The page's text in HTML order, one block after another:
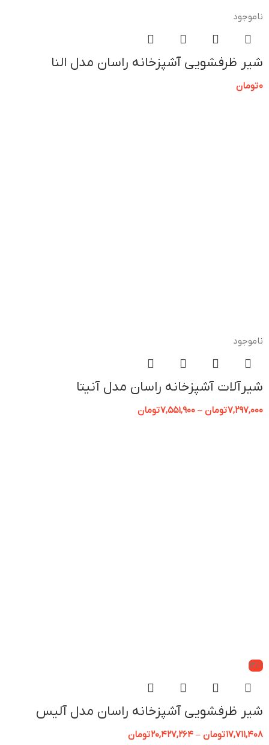
ناموجود
شیر ظرفشویی آشپزخانه راسان مدل النا
0تومان
ناموجود
شیرآلات آشپزخانه راسان مدل آنیتا
7,297,000تومان –
7,551,900تومان
-12%
شیر ظرفشویی آشپزخانه راسان مدل آلیس
17,711,408تومان –
20,427,264تومان